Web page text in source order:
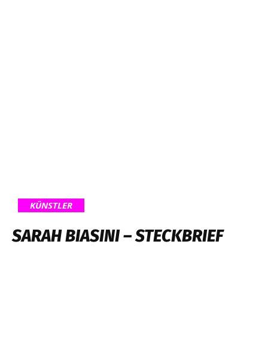
KÜNSTLER
SARAH BIASINI – STECKBRIEF